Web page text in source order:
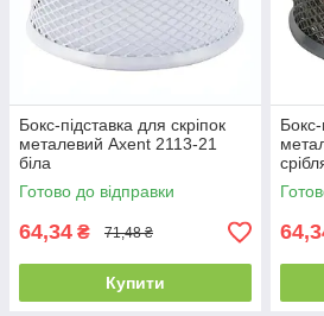
Бокс-підставка для скріпок
металевий Axent 2113-21
біла
Готово до відправки
64,34 ₴ 71,48 ₴
Купити
Бокс-